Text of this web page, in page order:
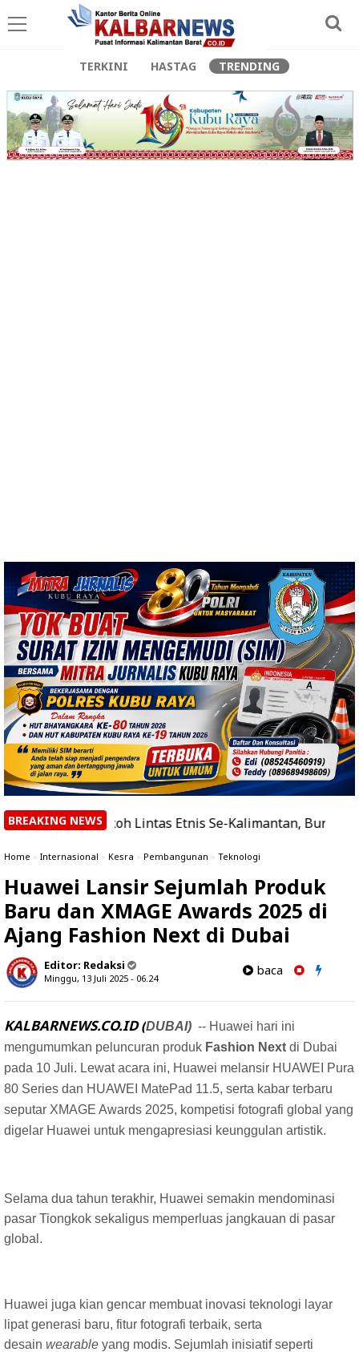
TERKINI HASTAG TRENDING
BREAKING NEWS
Lintas Etnis Se-Kalimantan, Burhanudin Ahad
Home » Internasional » Kesra » Pembangunan » Teknologi
Huawei Lansir Sejumlah Produk
Baru dan XMAGE Awards 2025 di
Ajang Fashion Next di Dubai
Editor: Redaksi
Minggu, 13 Juli 2025 - 06.24
baca
KALBARNEWS.CO.ID (DUBAI) -- Huawei hari ini
mengumumkan peluncuran produk Fashion Next di Dubai
pada 10 Juli. Lewat acara ini, Huawei melansir HUAWEI Pura
80 Series dan HUAWEI MatePad 11.5, serta kabar terbaru
seputar XMAGE Awards 2025, kompetisi fotografi global yang
digelar Huawei untuk mengapresiasi keunggulan artistik.
Selama dua tahun terakhir, Huawei semakin mendominasi
pasar Tiongkok sekaligus memperluas jangkauan di pasar
global.
Huawei juga kian gencar membuat inovasi teknologi layar
lipat generasi baru, fitur fotografi terbaik, serta
desain wearable yang modis. Sejumlah inisiatif seperti